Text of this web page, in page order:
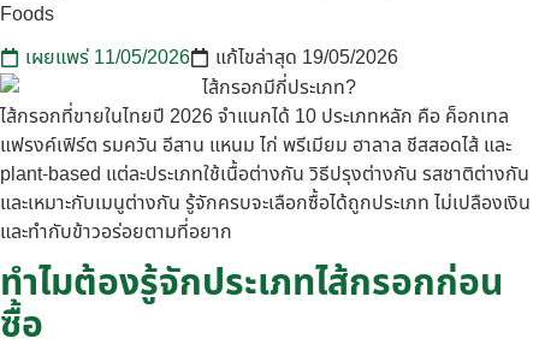
เผยแพร่ 11/05/2026 แก้ไขล่าสุด 19/05/2026
ไส้กรอกที่ขายในไทยปี 2026 จำแนกได้ 10 ประเภทหลัก คือ ค็อกเทล
แฟรงค์เฟิร์ต รมควัน อีสาน แหนม ไก่ พรีเมียม ฮาลาล ชีสสอดไส้ และ
plant-based แต่ละประเภทใช้เนื้อต่างกัน วิธีปรุงต่างกัน รสชาติต่างกัน
และเหมาะกับเมนูต่างกัน รู้จักครบจะเลือกซื้อได้ถูกประเภท ไม่เปลืองเงิน
และทำกับข้าวอร่อยตามที่อยาก
ทำไมต้องรู้จักประเภทไส้กรอกก่อน
ซื้อ